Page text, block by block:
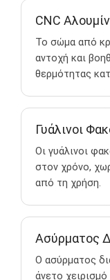
CNC
Το σώμα από
αντοχή και
θερμότητας
Γυάλινοι
Οι γυάλινοι
στον χρόνο,
από τη χρήση.
Ασύρματος
Ο ασύρματος
άνετο